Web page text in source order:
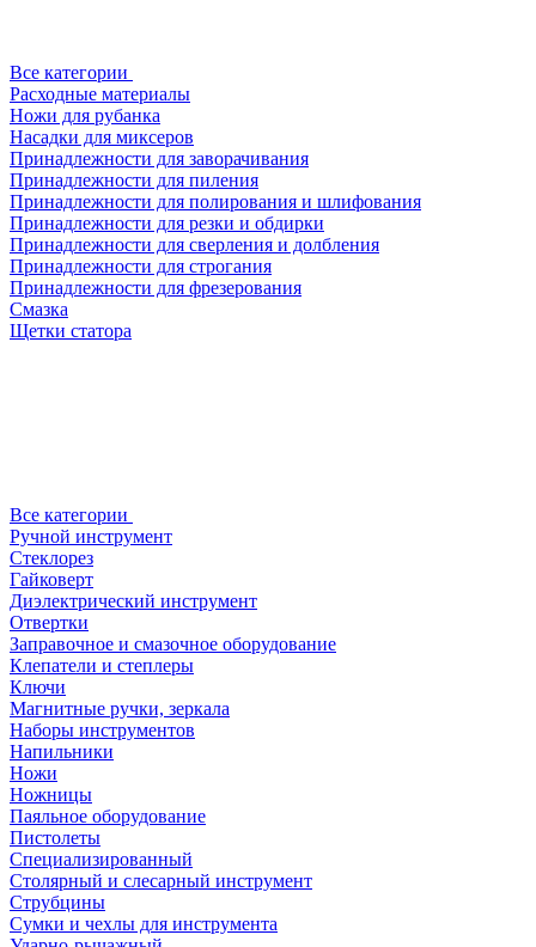
Все категории
Расходные материалы
Ножи для рубанка
Насадки для миксеров
Принадлежности для заворачивания
Принадлежности для пиления
Принадлежности для полирования и шлифования
Принадлежности для резки и обдирки
Принадлежности для сверления и долбления
Принадлежности для строгания
Принадлежности для фрезерования
Смазка
Щетки статора
Все категории
Ручной инструмент
Стеклорез
Гайковерт
Диэлектрический инструмент
Отвертки
Заправочное и смазочное оборудование
Клепатели и степлеры
Ключи
Магнитные ручки, зеркала
Наборы инструментов
Напильники
Ножи
Ножницы
Паяльное оборудование
Пистолеты
Специализированный
Столярный и слесарный инструмент
Струбцины
Сумки и чехлы для инструмента